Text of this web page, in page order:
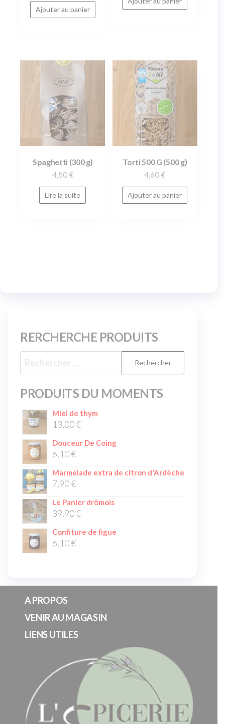
Ajouter au panier
Spaghetti (300 g)
4,50 €
Lire la suite
Torti 500 G (500 g)
4,60 €
Ajouter au panier
RERCHERCHE PRODUITS
PRODUITS DU MOMENTS
Miel de thym
13,00€
Douceur De Coing
6,10€
Marmelade extra de citron d'Ardèche
7,90€
Le Panier drômois
39,90€
Confiture de figue
6,10€
A PROPOS
VENIR AU MAGASIN
LIENS UTILES